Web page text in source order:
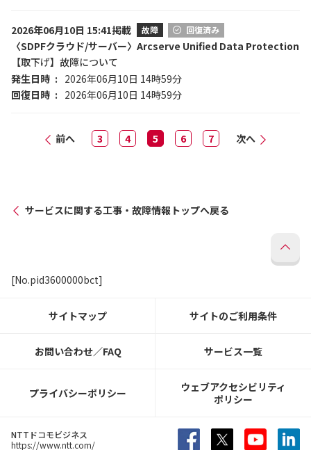
2026年06月10日 15:41掲載 故障 回復済み
〈SDPFクラウド/サーバー〉Arcserve Unified Data Protection
【取下げ】故障について
発生日時
2026年06月10日 14時59分
回復日時
2026年06月10日 14時59分
前へ 3 4 5 6 7 次へ
サービスに関する工事・故障情報トップへ戻る
[No.pid3600000bct]
サイトマップ サイトのご利用条件
お問い合わせ／FAQ サービス一覧
プライバシーポリシー
ウェブアクセシビリティ
ポリシー
NTTドコモビジネス
https://www.ntt.com/